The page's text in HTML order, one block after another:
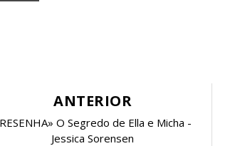
ANTERIOR
O Segredo de Ella e Micha -
Jessica Sorensen